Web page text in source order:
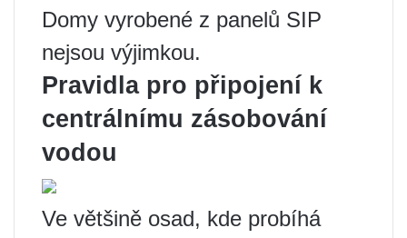
Domy vyrobené z panelů SIP
nejsou výjimkou.
Pravidla pro připojení k
centrálnímu zásobování
vodou
Ve většině osad, kde probíhá